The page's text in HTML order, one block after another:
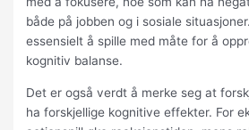
både på jobben og i sosiale
essensielt å spille med måte for å
kognitiv balanse.
Det er også verdt å merke seg at
ha forskjellige kognitive effekter. For